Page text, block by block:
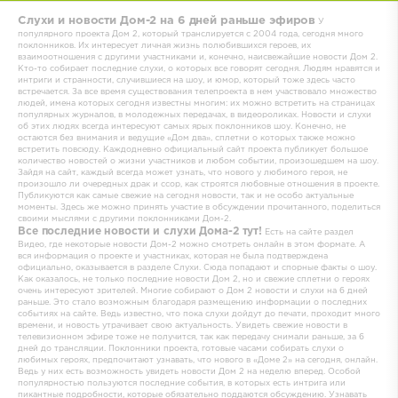
Слухи и новости Дом-2 на 6 дней раньше эфиров
У
популярного проекта Дом 2, который транслируется с 2004 года, сегодня много
поклонников. Их интересует личная жизнь полюбившихся героев, их
взаимоотношения с другими участниками и, конечно, наисвежайшие новости Дом 2.
Кто-то собирает последние слухи, о которых все говорят сегодня. Людям нравятся и
интриги и странности, случившиеся на шоу, и юмор, который тоже здесь часто
встречается.
За все время существования телепроекта в нем участвовало множество
людей, имена которых сегодня известны многим: их можно встретить на страницах
популярных журналов, в молодежных передачах, в видеороликах. Новости и слухи
об этих людях всегда интересуют самых ярых поклонников шоу. Конечно, не
остаются без внимания и ведущие «Дом два», сплетни о которых также можно
встретить повсюду.
Каждодневно официальный сайт проекта публикует большое
количество новостей о жизни участников и любом событии, произошедшем на шоу.
Зайдя на сайт, каждый всегда может узнать, что нового у любимого героя, не
произошло ли очередных драк и ссор, как строятся любовные отношения в проекте.
Публикуются как самые свежие на сегодня новости, так и не особо актуальные
моменты. Здесь же можно принять участие в обсуждении прочитанного, поделиться
своими мыслями с другими поклонниками Дом-2.
Все последние новости и слухи Дома-2 тут!
Есть на сайте раздел
Видео, где некоторые новости Дом-2 можно смотреть онлайн в этом формате. А
вся информация о проекте и участниках, которая не была подтверждена
официально, оказывается в разделе Слухи. Сюда попадают и спорные факты о шоу.
Как оказалось, не только последние новости Дом 2, но и свежие сплетни о героях
очень интересуют зрителей.
Многие собирают о Дом 2 новости и слухи на 6 дней
раньше. Это стало возможным благодаря размещению информации о последних
событиях на сайте. Ведь известно, что пока слухи дойдут до печати, проходит много
времени, и новость утрачивает свою актуальность. Увидеть свежие новости в
телевизионном эфире тоже не получится, так как передачу снимали раньше, за 6
дней до трансляции.
Поклонники проекта, готовые часами собирать слухи о
любимых героях, предпочитают узнавать, что нового в «Доме 2» на сегодня, онлайн.
Ведь у них есть возможность увидеть новости Дом 2 на неделю вперед. Особой
популярностью пользуются последние события, в которых есть интрига или
пикантные подробности, которые обязательно поддаются обсуждению. Узнавать